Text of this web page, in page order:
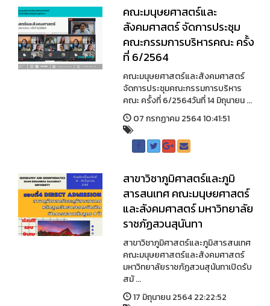
คณะมนุษยศาสตร์และ
สังคมศาสตร์ จัดการประชุม
คณะกรรมการบริหารคณะ ครั้ง
ที่ 6/2564
คณะมนุษยศาสตร์และสังคมศาสตร์
จัดการประชุมคณะกรรมการบริหาร
คณะ ครั้งที่ 6/2564วันที่ 14 มิถุนายน ...
07 กรกฏาคม 2564 10:41:51
สาขาวิชาภูมิศาสตร์และภูมิ
สารสนเทศ คณะมนุษยศาสตร์
และสังคมศาสตร์ มหาวิทยาลัย
ราชภัฏสวนสุนันทา
สาขาวิชาภูมิศาสตร์และภูมิสารสนเทศ
คณะมนุษยศาสตร์และสังคมศาสตร์
มหาวิทยาลัยราชภัฏสวนสุนันทาเปิดรับ
สมั ...
17 มิถุนายน 2564 22:22:52